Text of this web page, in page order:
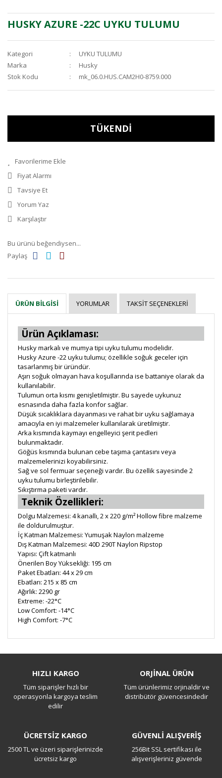
HUSKY AZURE -22C UYKU TULUMU
Kategori
UYKU TULUMU
Marka
Husky
Stok Kodu
mk_06.0.HUS.CAM2H0-8759.000
TÜKENDİ
Fiyat Alarmı
Tavsiye Et
Yorum Yaz
Karşılaştır
Bu ürünü beğendiysen...
Paylaş
ÜRÜN BILGISI YORUMLAR TAKSIT SEÇENEKLERI
Ürün Açıklaması:
Husky markalı ve mumya tipi uyku tulumu modelidir.
Husky Azure -22 uyku tulumu; özellikle soğuk geceler için
tasarlanmış bir üründür.
Aşırı soğuk olmayan hava koşullarında ise battaniye olarak da
kullanılabilir.
Tulumun orta kısmı genişletilmiştir. Bu sayede uykunuz
esnasında daha fazla konfor sağlar.
Düşük sıcaklıklara dayanması ve rahat bir uyku sağlamaya
amacıyla en iyi malzemeler kullanılarak üretilmiştir.
Arka kısmında kaymayı engelleyici şerit pedleri
bulunmaktadır.
Göğüs kısmında bulunan cebe taşıma çantasını veya
malzemelerinizi koyabilirsiniz.
Sağ ve sol fermuar seçeneği vardır. Bu özellik sayesinde 2
uyku tulumu birleştirilebilir.
Sıkıştırma paketi vardır.
Teknik Özellikleri:
Dolgu Malzemesi: 4 kanallı, 2 x 220 g/m² Hollow fibre malzeme
ile doldurulmuştur.
İç Katman Malzemesi: Yumuşak Naylon malzeme
Dış Katman Malzemesi: 40D 290T Naylon Ripstop
Yapısı: Çift katmanlı
Önerilen Boy Yüksekliği: 195 cm
Paket Ebatları: 44 x 29 cm
Ebatları: 215 x 85 cm
Ağırlık: 2290 gr
Extreme: -22°C
Low Comfort: -14°C
High Comfort: -7°C
Yorum Yaz
HIZLI KARGO
Tüm siparişler hızlı bir
operasyonla kargoya teslim
edilir
ORJİNAL ÜRÜN
Tüm ürünlerimiz orjinaldir ve
distribütör güvencesindedir
ÜCRETSİZ KARGO
2500 TL ve üzeri siparişlerinizde
ücretsiz kargo
GÜVENLİ ALIŞVERİŞ
256Bit SSL sertifikası ile
alışverişleriniz güvende